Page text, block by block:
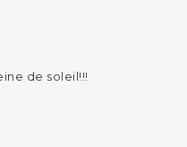
de soleil!!!